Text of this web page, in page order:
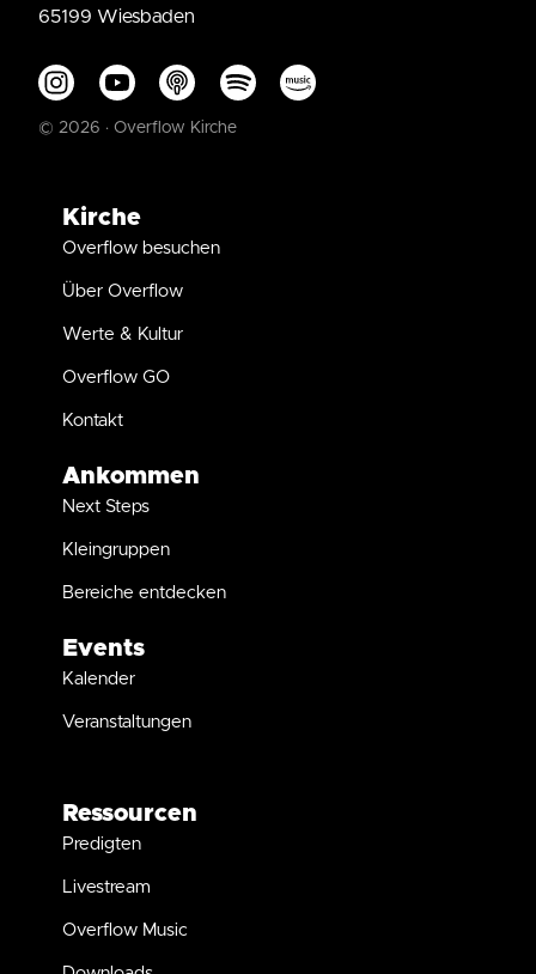
65199 Wiesbaden
© 2026 · Overflow Kirche
Kirche
Overflow besuchen
Über Overflow
Werte & Kultur
Overflow GO
Kontakt
Ankommen
Next Steps
Kleingruppen
Bereiche entdecken
Events
Kalender
Veranstaltungen
Ressourcen
Predigten
Livestream
Overflow Music